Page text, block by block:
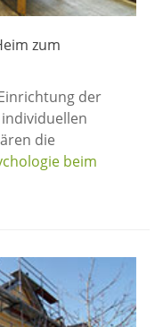
zum
der
die
beim